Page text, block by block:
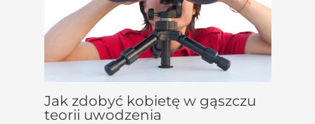
Jak zdobyć kobietę w gąszczu
teorii uwodzenia